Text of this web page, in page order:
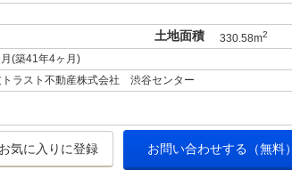
土地面積 330.58m2
(築41年4ヶ月)
トラスト不動産株式会社 渋谷センター
お気に入りに登録 お問い合わせする（無料）